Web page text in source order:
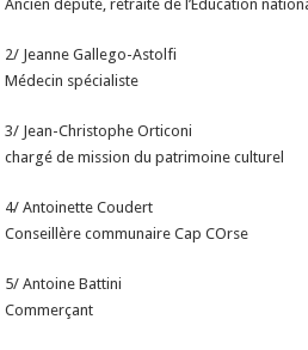
Ancien député, retraité de l’Education
2/ Jeanne Gallego-Astolfi
Médecin spécialiste
3/ Jean-Christophe Orticoni
chargé de mission du patrimoine culturel
4/ Antoinette Coudert
Conseillère communaire Cap COrse
5/ Antoine Battini
Commerçant